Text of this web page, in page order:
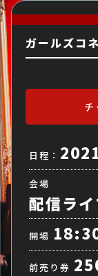
ガールズコ
日程：
会場
配信ラ
開場
前売り券